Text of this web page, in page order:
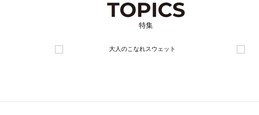
特集